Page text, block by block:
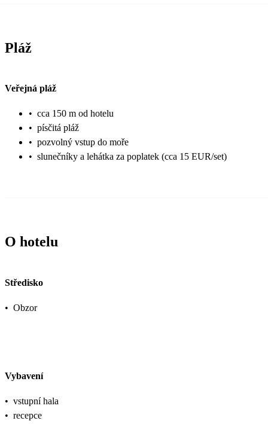
Pláž
Veřejná pláž
• cca 150 m od hotelu
• písčitá pláž
• pozvolný vstup do moře
• slunečníky a lehátka za poplatek (cca 15 EUR/set)
O hotelu
Středisko
• Obzor
Vybavení
• vstupní hala
• recepce